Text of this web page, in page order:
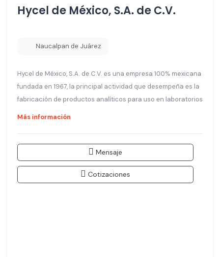
Hycel de México, S.A. de C.V.
Naucalpan de Juárez
Hycel de México, S.A. de C.V. es una empresa 100% mexicana
fundada en 1967, la principal actividad que desempeña es la
fabricación de productos analíticos para uso en laboratorios
Más información
Mensaje
Cotizaciones